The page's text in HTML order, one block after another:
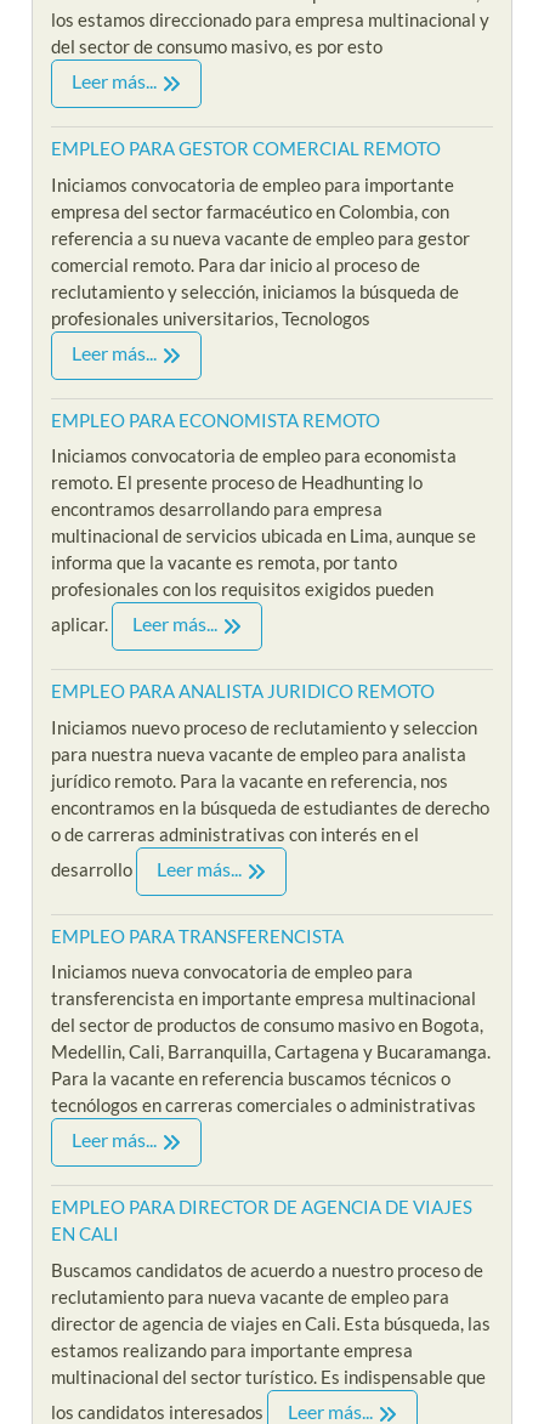
los estamos direccionado para empresa multinacional y
del sector de consumo masivo, es por esto
Leer más...
EMPLEO PARA GESTOR COMERCIAL REMOTO
Iniciamos convocatoria de empleo para importante
empresa del sector farmacéutico en Colombia, con
referencia a su nueva vacante de empleo para gestor
comercial remoto. Para dar inicio al proceso de
reclutamiento y selección, iniciamos la búsqueda de
profesionales universitarios, Tecnologos
Leer más...
EMPLEO PARA ECONOMISTA REMOTO
Iniciamos convocatoria de empleo para economista
remoto. El presente proceso de Headhunting lo
encontramos desarrollando para empresa
multinacional de servicios ubicada en Lima, aunque se
informa que la vacante es remota, por tanto
profesionales con los requisitos exigidos pueden
aplicar.
Leer más...
EMPLEO PARA ANALISTA JURIDICO REMOTO
Iniciamos nuevo proceso de reclutamiento y seleccion
para nuestra nueva vacante de empleo para analista
jurídico remoto. Para la vacante en referencia, nos
encontramos en la búsqueda de estudiantes de derecho
o de carreras administrativas con interés en el
desarrollo
Leer más...
EMPLEO PARA TRANSFERENCISTA
Iniciamos nueva convocatoria de empleo para
transferencista en importante empresa multinacional
del sector de productos de consumo masivo en Bogota,
Medellin, Cali, Barranquilla, Cartagena y Bucaramanga.
Para la vacante en referencia buscamos técnicos o
tecnólogos en carreras comerciales o administrativas
Leer más...
EMPLEO PARA DIRECTOR DE AGENCIA DE VIAJES
EN CALI
Buscamos candidatos de acuerdo a nuestro proceso de
reclutamiento para nueva vacante de empleo para
director de agencia de viajes en Cali. Esta búsqueda, las
estamos realizando para importante empresa
multinacional del sector turístico. Es indispensable que
los candidatos interesados
Leer más...